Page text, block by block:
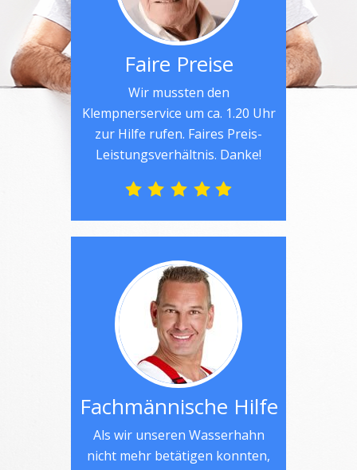
Faire Preise
Wir mussten den
Klempnerservice um ca. 1.20 Uhr
zur Hilfe rufen. Faires Preis-
Leistungsverhältnis. Danke!
Fachmännische Hilfe
Als wir unseren Wasserhahn
nicht mehr betätigen konnten,